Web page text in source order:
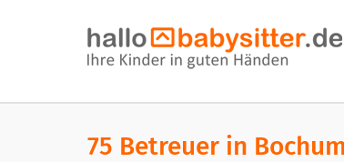
75 Betreuer in